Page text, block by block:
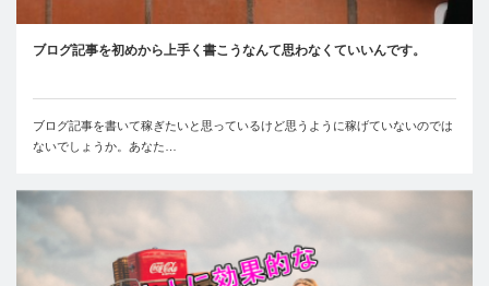
ブログ記事を初めから上手く書こうなんて思わなくていいんです。
ブログ記事を書いて稼ぎたいと思っているけど思うように稼げていないのでは
ないでしょうか。あなた…